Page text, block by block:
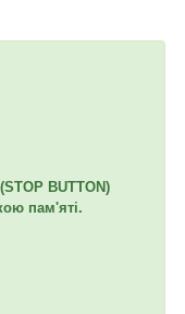
BUTTON)
пам'яті.